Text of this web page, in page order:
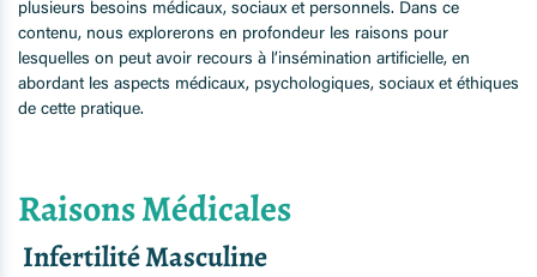
plusieurs besoins médicaux, sociaux et personnels. Dans ce
contenu, nous explorerons en profondeur les raisons pour
lesquelles on peut avoir recours à l’insémination artificielle, en
abordant les aspects médicaux, psychologiques, sociaux et éthiques
de cette pratique.
Raisons Médicales
Infertilité Masculine